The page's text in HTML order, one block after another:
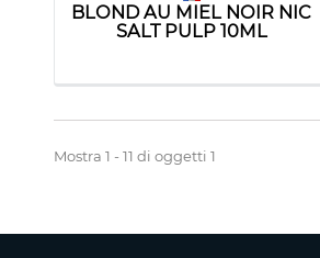
BLOND AU MIEL NOIR NIC
SALT PULP 10ML
Mostra 1 - 11 di oggetti 1